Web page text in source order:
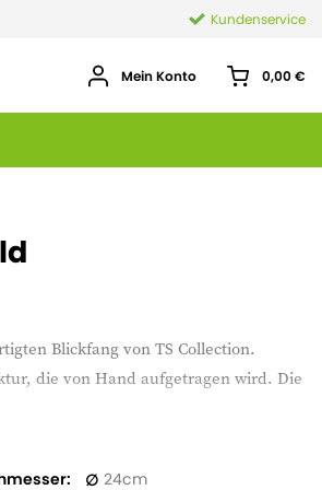
Kundenservice
Mein Konto 0,00 €
Blickfang von TS Collection.
die von Hand aufgetragen wird. Die
oderfeuchtenMaterialien
24